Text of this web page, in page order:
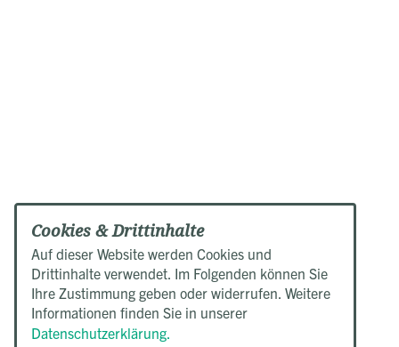
Cookies & Drittinhalte
Auf dieser Website werden Cookies und
Drittinhalte verwendet. Im Folgenden können Sie
Ihre Zustimmung geben oder widerrufen. Weitere
Informationen finden Sie in unserer
Datenschutzerklärung.